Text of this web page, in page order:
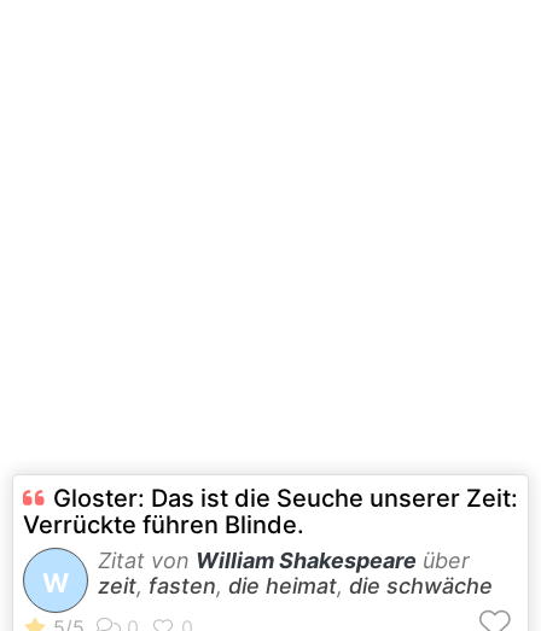
Gloster: Das ist die Seuche unserer Zeit:
Verrückte führen Blinde.
W
Zitat von William Shakespeare über
zeit, fasten, die heimat, die schwäche